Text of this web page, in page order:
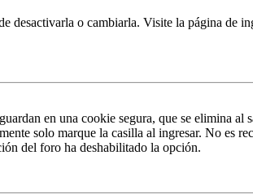
desactivarla o cambiarla. Visite la página de
en una cookie segura, que se elimina
solo marque la casilla al ingresar. No es
del foro ha deshabilitado la opción.